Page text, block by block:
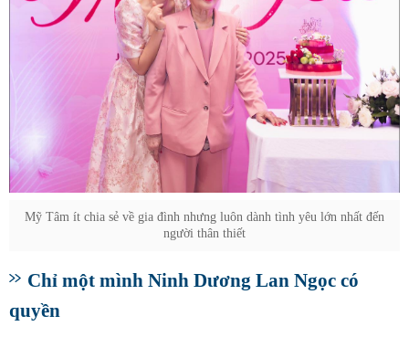
Mỹ Tâm ít chia sẻ về gia đình nhưng luôn dành tình yêu lớn nhất đến
người thân thiết
Chỉ một mình Ninh Dương Lan Ngọc có
quyền